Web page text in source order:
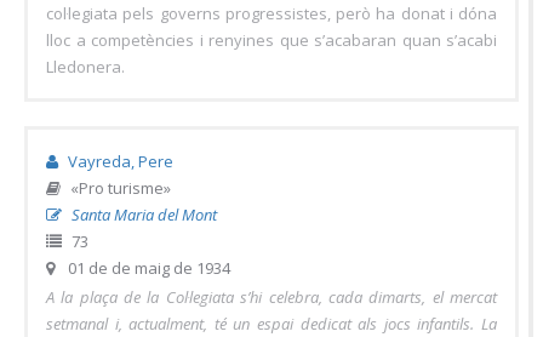
col·legiata pels governs progressistes, però ha donat i dóna
lloc a competències i renyines que s’acabaran quan s’acabi
Lledonera.
Vayreda, Pere
«Pro turisme»
Santa Maria del Mont
73
01 de de maig de 1934
A la plaça de la Col·legiata s’hi celebra, cada dimarts, el mercat
setmanal i, actualment, té un espai dedicat als jocs infantils. La